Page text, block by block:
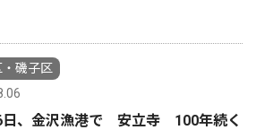
磯子区
日、金沢漁港で 安立寺 100年続く